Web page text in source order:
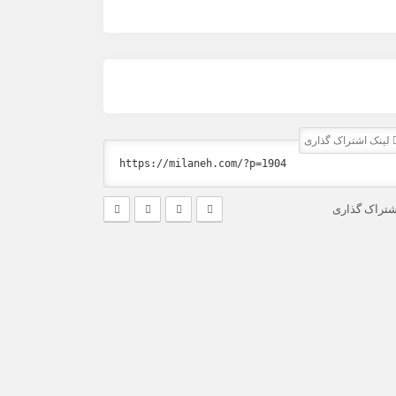
لینک اشتراک گذاری
گذاری